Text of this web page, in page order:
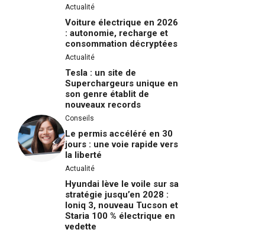
Actualité
Voiture électrique en 2026
: autonomie, recharge et
consommation décryptées
Actualité
Tesla : un site de
Superchargeurs unique en
son genre établit de
nouveaux records
Conseils
Le permis accéléré en 30
jours : une voie rapide vers
la liberté
Actualité
Hyundai lève le voile sur sa
stratégie jusqu’en 2028 :
Ioniq 3, nouveau Tucson et
Staria 100 % électrique en
vedette